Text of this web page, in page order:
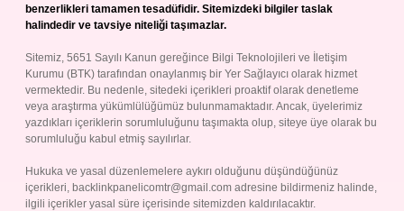
benzerlikleri tamamen tesadüfidir. Sitemizdeki bilgiler taslak
halindedir ve tavsiye niteliği taşımazlar.
Sitemiz, 5651 Sayılı Kanun gereğince Bilgi Teknolojileri ve İletişim
Kurumu (BTK) tarafından onaylanmış bir Yer Sağlayıcı olarak hizmet
vermektedir. Bu nedenle, sitedeki içerikleri proaktif olarak denetleme
veya araştırma yükümlülüğümüz bulunmamaktadır. Ancak, üyelerimiz
yazdıkları içeriklerin sorumluluğunu taşımakta olup, siteye üye olarak bu
sorumluluğu kabul etmiş sayılırlar.
Hukuka ve yasal düzenlemelere aykırı olduğunu düşündüğünüz
içerikleri, backlinkpanelicomtr@gmail.com adresine bildirmeniz halinde,
ilgili içerikler yasal süre içerisinde sitemizden kaldırılacaktır.